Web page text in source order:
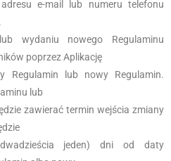
e-mail lub numeru telefonu
wydaniu nowego Regulaminu
poprzez Aplikację
Regulamin lub nowy Regulamin.
lub
zawierać termin wejścia zmiany
jeden) dni od daty